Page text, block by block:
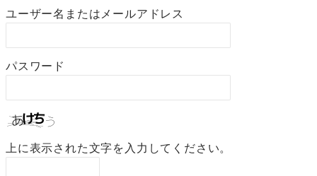
ユーザー名またはメールアドレス
パスワード
上に表示された文字を入力してください。